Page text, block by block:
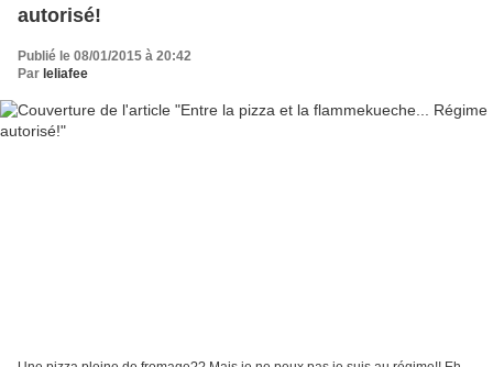
autorisé!
Publié le 08/01/2015 à 20:42
Par leliafee